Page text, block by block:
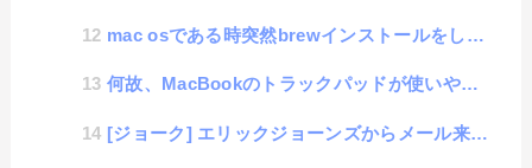
mac osである時突然brewインストールをしてあったphpがundefinedとなった話
何故、MacBookのトラックパッドが使いやすいのか今更気がついた話
[ジョーク] エリックジョーンズからメール来たら「オトトイキヤガレ」システムを使おう！